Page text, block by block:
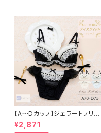
【A〜Dカップ】ジェラートフリル
レース ブラ＆ショーツ
¥2,871